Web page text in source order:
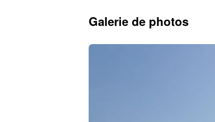
Galerie de photos